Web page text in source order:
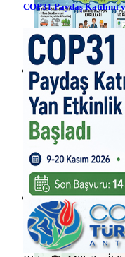
Haberi Oku
Haberi Oku
COP31 Paydaş